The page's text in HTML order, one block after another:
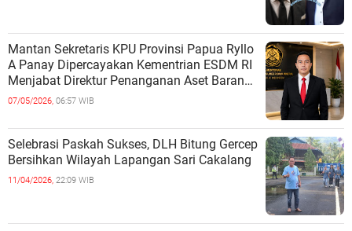
Mantan Sekretaris KPU Provinsi Papua Ryllo
A Panay Dipercayakan Kementrian ESDM RI
Menjabat Direktur Penanganan Aset Barang
Bukti
07/05/2026, 06:57 WIB
Selebrasi Paskah Sukses, DLH Bitung Gercep
Bersihkan Wilayah Lapangan Sari Cakalang
11/04/2026, 22:09 WIB